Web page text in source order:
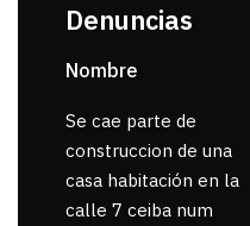
Denuncias
Nombre
Se cae parte de
construccion de una
casa habitación en la
calle 7 ceiba num